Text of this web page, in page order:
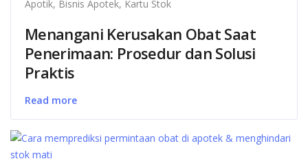
Apotik, Bisnis Apotek, Kartu Stok
Menangani Kerusakan Obat Saat
Penerimaan: Prosedur dan Solusi
Praktis
Read more